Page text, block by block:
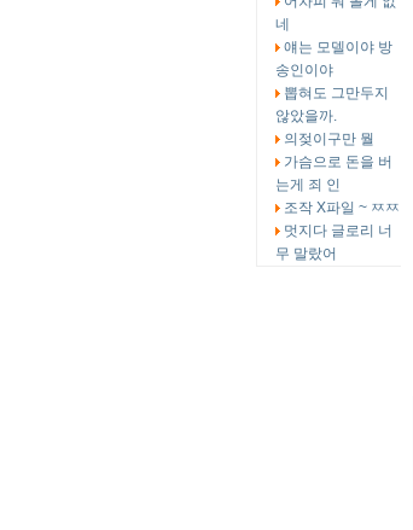
네
얘는 모델이야 방
송인이야
뽑혀도 그만두지
않았을까.
의젖이구만 뭘
가슴으로 돈을 버
는게 죄 인
조작 X파일 ~ ㅉㅉ
멋지다 글로리 너
무 말랐어